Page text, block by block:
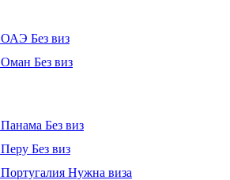
ОАЭ Без виз
Оман Без виз
Панама Без виз
Перу Без виз
Португалия Нужна виза